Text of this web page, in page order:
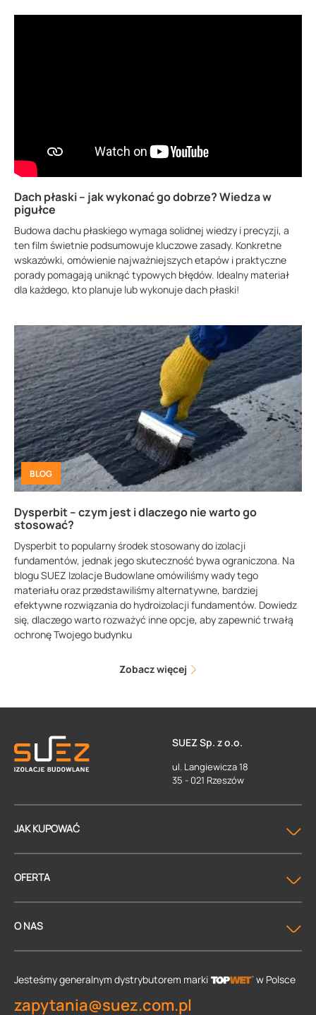
Dach płaski – jak wykonać go dobrze? Wiedza w
pigułce
Budowa dachu płaskiego wymaga solidnej wiedzy i precyzji, a
ten film świetnie podsumowuje kluczowe zasady. Konkretne
wskazówki, omówienie najważniejszych etapów i praktyczne
porady pomagają uniknąć typowych błędów. Idealny materiał
dla każdego, kto planuje lub wykonuje dach płaski!
BLOG
Dysperbit – czym jest i dlaczego nie warto go
stosować?
Dysperbit to popularny środek stosowany do izolacji
fundamentów, jednak jego skuteczność bywa ograniczona. Na
blogu SUEZ Izolacje Budowlane omówiliśmy wady tego
materiału oraz przedstawiliśmy alternatywne, bardziej
efektywne rozwiązania do hydroizolacji fundamentów. Dowiedz
się, dlaczego warto rozważyć inne opcje, aby zapewnić trwałą
ochronę Twojego budynku
Zobacz więcej
SUEZ Sp. z o.o.
ul. Langiewicza 18
35 - 021 Rzeszów
JAK KUPOWAĆ
OFERTA
O NAS
Jesteśmy generalnym dystrybutorem marki w Polsce
zapytania@suez.com.pl